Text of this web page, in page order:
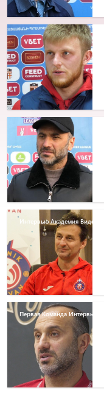
Интервью Aкадемия Видео
Первая Команда Интервью